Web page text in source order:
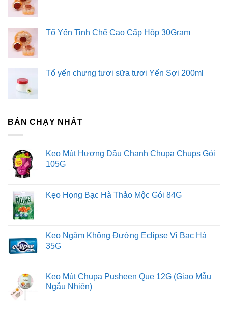
Tổ Yến Tinh Chế Cao Cấp Hộp 30Gram
Tổ yến chưng tươi sữa tươi Yến Sợi 200ml
BÁN CHẠY NHẤT
Kẹo Mút Hương Dâu Chanh Chupa Chups Gói
105G
Kẹo Họng Bạc Hà Thảo Mộc Gói 84G
Kẹo Ngậm Không Đường Eclipse Vị Bạc Hà
35G
Kẹo Mút Chupa Pusheen Que 12G (Giao Mẫu
Ngẫu Nhiên)